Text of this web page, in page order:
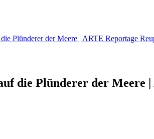
Plünderer der Meere | ARTE Reportage
die Plünderer der Meere